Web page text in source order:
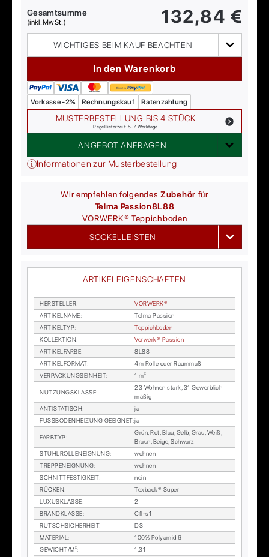
Gesamtsumme
(inkl. MwSt.) 132,84 €
WICHTIGES BEIM KAUF BEACHTEN
In den Warenkorb
Vorkasse -2% Rechnungskauf Ratenzahlung
MUSTERBESTELLUNG BIS 4 STÜCK
Regellieferzeit: 5-7 Werktage
ANGEBOT ANFRAGEN
Informationen zur Musterbestellung
Wir empfehlen folgendesZubehör für
Telma Passion8L88
VORWERK® Teppichboden
SOCKELLEISTEN
ARTIKELEIGENSCHAFTEN
HER­STEL­LER:
VOR­WER­K®
AR­TI­KEL­NA­ME:
Tel­ma Pas­si­on
AR­TI­KEL­TYP:
Tep­pich­bo­den
KOL­LEK­TI­ON:
Vor­wer­k® Pas­si­on
AR­TI­KEL­FAR­BE:
8L88
AR­TI­KEL­FOR­MAT:
4m Rol­le oder Raum­maß
VER­PA­CKUNGS­EIN­HEIT: 1 m²
NUT­ZUNGS­KLAS­SE:
23 Woh­nen stark, 31 Ge­werb­lich
mä­ßig
AN­TI­STA­TISCH:
ja
FUSS­BO­DEN­HEI­ZUNG GE­EIG­NET:ja
FARB­TYP:
Grün, Rot, Blau, Gelb, Grau, Weiß,
Braun, Beige, Schwarz
STUHL­ROL­LEN­EIG­NUNG:
woh­nen
TREP­PEN­EIG­NUNG:
woh­nen
SCHNITT­FES­TIG­KEIT:
nein
RÜ­CKEN:
Tex­back® Su­per
LU­XUS­KLAS­SE:
2
BRAND­KLAS­SE:
Cfl-s1
RUTSCH­SI­CHER­HEIT:
DS
MA­TE­RI­AL:
100% Po­ly­amid 6
GE­WICHT/M²:
1,31